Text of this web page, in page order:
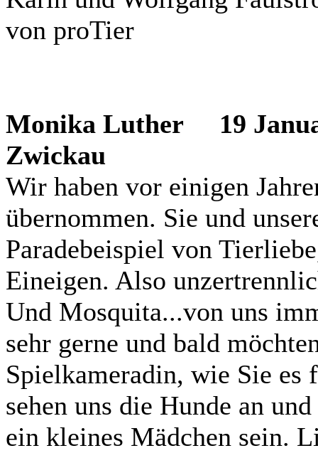
von proTier
Monika Luther
19
Zwickau
Wir haben vor einigen
übernommen. Sie und
Paradebeispiel von
Eineigen. Also
Und Mosquita...von uns
sehr gerne und bald
Spielkameradin, wie Sie
sehen uns die Hunde an
ein kleines Mädchen sein.